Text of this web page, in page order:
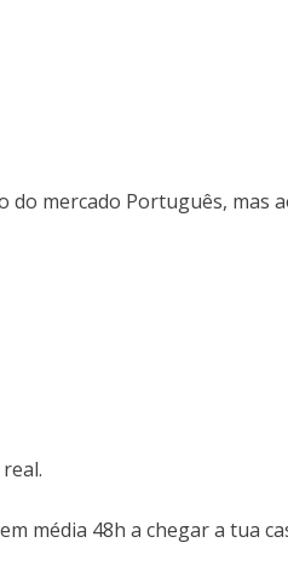
mercado Português, mas
média 48h a chegar a tua